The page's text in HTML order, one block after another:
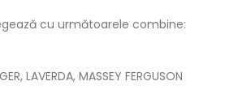
cu următoarele combine:
LAVERDA, MASSEY FERGUSON